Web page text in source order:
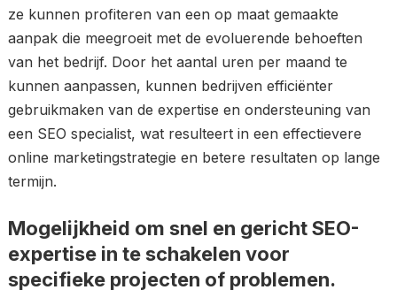
ze kunnen profiteren van een op maat gemaakte
aanpak die meegroeit met de evoluerende behoeften
van het bedrijf. Door het aantal uren per maand te
kunnen aanpassen, kunnen bedrijven efficiënter
gebruikmaken van de expertise en ondersteuning van
een SEO specialist, wat resulteert in een effectievere
online marketingstrategie en betere resultaten op lange
termijn.
Mogelijkheid om snel en gericht SEO-
expertise in te schakelen voor
specifieke projecten of problemen.